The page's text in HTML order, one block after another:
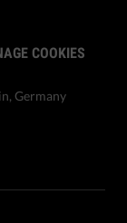
COOKIES
Germany